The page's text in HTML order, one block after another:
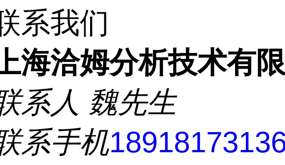
系我们
海洽姆分析技术有
系人 魏先生
系手机